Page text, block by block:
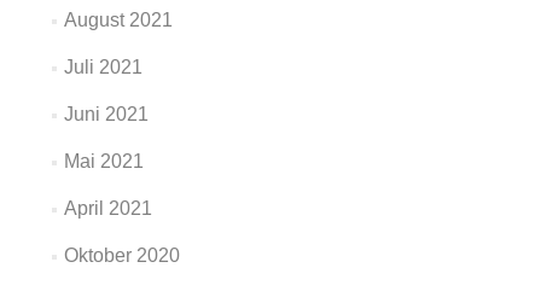
August 2021
Juli 2021
Juni 2021
Mai 2021
April 2021
Oktober 2020